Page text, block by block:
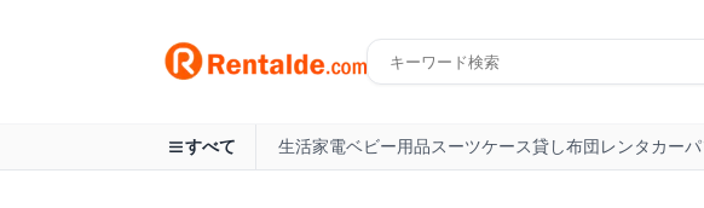
すべて 生活家電ベビー用品スーツケース貸し布団レンタカー